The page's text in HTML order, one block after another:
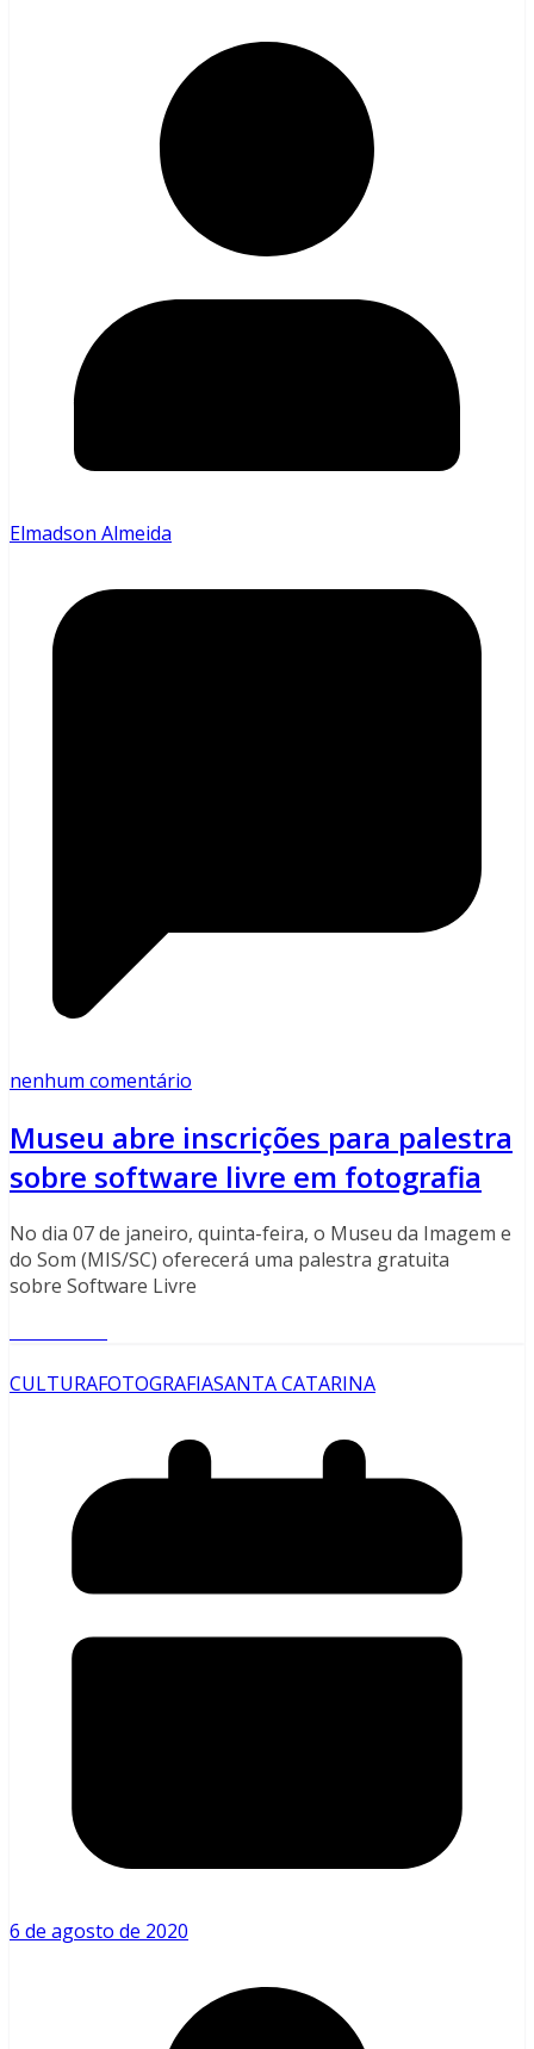
Elmadson Almeida
nenhum comentário
Museu abre inscrições para palestra
sobre software livre em fotografia
No dia 07 de janeiro, quinta-feira, o Museu da Imagem e
do Som (MIS/SC) oferecerá uma palestra gratuita
sobre Software Livre
CULTURAFOTOGRAFIASANTA CATARINA
6 de agosto de 2020